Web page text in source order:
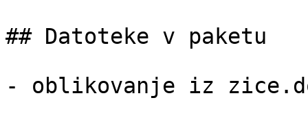
## Datoteke v paketu
- oblikovanje iz